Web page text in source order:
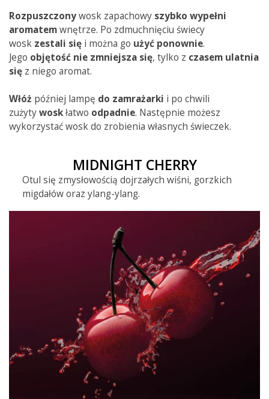
Rozpuszczonywosk zapachowy szybko wypełni
aromatemwnętrze. Po zdmuchnięciu świecy
wosk zestali się i można go użyć ponownie.
Jego objętość nie zmniejsza się, tylko z czasem ulatnia
się z niego aromat.
Włóż później lampę do zamrażarki i po chwili
zużytywoskłatwo odpadnie. Następnie możesz
wykorzystać wosk do zrobienia własnych świeczek.
MIDNIGHT CHERRY
Otul się zmysłowością dojrzałych wiśni, gorzkich
migdałów oraz ylang-ylang.